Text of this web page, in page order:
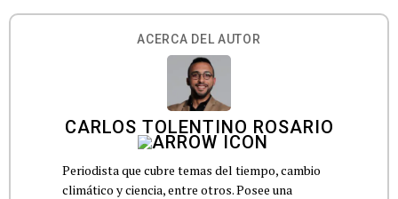
ACERCA DEL AUTOR
CARLOS TOLENTINO ROSARIO
Periodista que cubre temas del tiempo, cambio
climático y ciencia, entre otros. Posee una